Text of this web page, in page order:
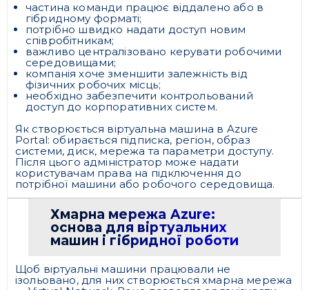
частина команди працює віддалено або в
гібридному форматі;
потрібно швидко надати доступ новим
співробітникам;
важливо централізовано керувати робочими
середовищами;
компанія хоче зменшити залежність від
фізичних робочих місць;
необхідно забезпечити контрольований
доступ до корпоративних систем.
Як створюється віртуальна машина в Azure
Portal: обирається підписка, регіон, образ
системи, диск, мережа та параметри доступу.
Після цього адміністратор може надати
користувачам права на підключення до
потрібної машини або робочого середовища.
Хмарна мережа Azure:
основа для віртуальних
машин і гібридної роботи
Щоб віртуальні машини працювали не
ізольовано, для них створюється хмарна мережа